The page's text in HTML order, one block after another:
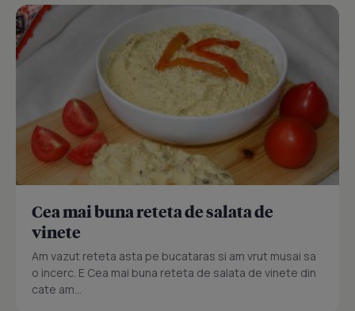
Cea mai buna reteta de salata de
vinete
Am vazut reteta asta pe bucataras si am vrut musai sa
o incerc. E Cea mai buna reteta de salata de vinete din
cate am...